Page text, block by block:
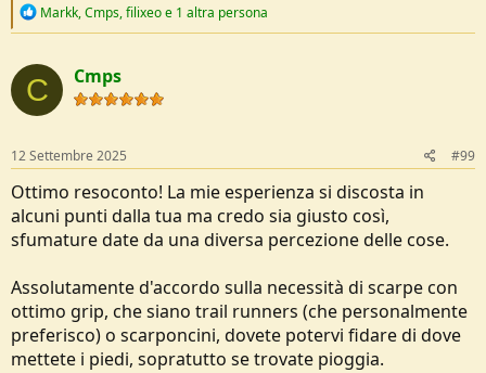
R
c
t
i
o
s
:
Markk,Cmps,filixeoe 1 altra persona
C Cmps
12 Settembre 2025 #99
Ottimo resoconto! La mie esperienza si discosta in
alcuni punti dalla tua ma credo sia giusto così,
sfumature date da una diversa percezione delle cose.
Assolutamente d'accordo sulla necessità di scarpe con
ottimo grip, che siano trail runners (che personalmente
preferisco) o scarponcini, dovete potervi fidare di dove
mettete i piedi, sopratutto se trovate pioggia.